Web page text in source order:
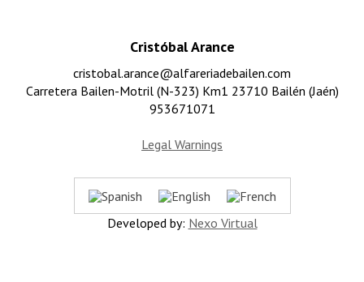
Cristóbal Arance
cristobal.arance@alfareriadebailen.com
Carretera Bailen-Motril (N-323) Km1 23710 Bailén (Jaén)
953671071
Legal Warnings
Developed by: Nexo Virtual